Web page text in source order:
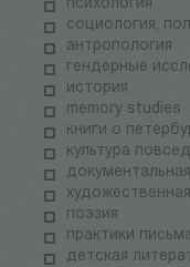
психология
социология,
антропология
гендерные
история
memory studies
книги о
культура
поэзия
практики
детская